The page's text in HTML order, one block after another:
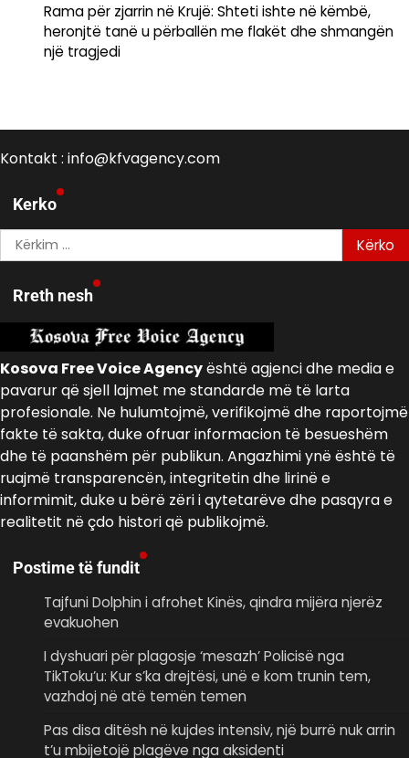
Rama për zjarrin në Krujë: Shteti ishte në këmbë,
heronjtë tanë u përballën me flakët dhe shmangën
një tragjedi
Kontakt : info@kfvagency.com
Kerko
Kërko
për:
Rreth nesh
Kosova Free Voice Agencyështë agjenci dhe media e
pavarur që sjell lajmet me standarde më të larta
profesionale. Ne hulumtojmë, verifikojmë dhe raportojmë
fakte të sakta, duke ofruar informacion të besueshëm
dhe të paanshëm për publikun. Angazhimi ynë është të
ruajmë transparencën, integritetin dhe lirinë e
informimit, duke u bërë zëri i qytetarëve dhe pasqyra e
realitetit në çdo histori që publikojmë.
Postime të fundit
Tajfuni Dolphin i afrohet Kinës, qindra mijëra njerëz
evakuohen
I dyshuari për plagosje ‘mesazh’ Policisë nga
TikToku’u: Kur s’ka drejtësi, unë e kom trunin tem,
vazhdoj në atë temën temen
Pas disa ditësh në kujdes intensiv, një burrë nuk arrin
t’u mbijetojë plagëve nga aksidenti